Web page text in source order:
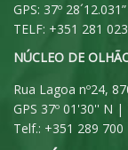
GPS: 37º
TELF: +351 281
NÚCLEO DE
Rua Lagoa nº24,
GPS 37º 01'30'' N |
Telf.: +351 289 700